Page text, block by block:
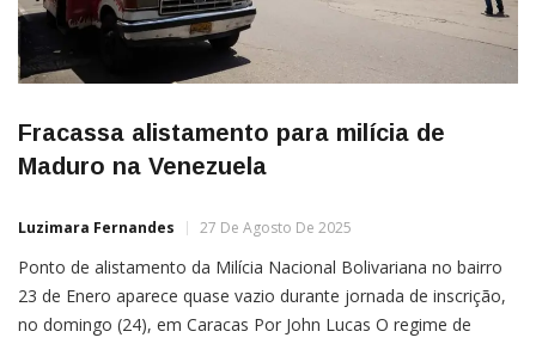
Fracassa alistamento para milícia de
Maduro na Venezuela
Luzimara Fernandes 27 De Agosto De 2025
Ponto de alistamento da Milícia Nacional Bolivariana no bairro
23 de Enero aparece quase vazio durante jornada de inscrição,
no domingo (24), em Caracas Por John Lucas O regime de